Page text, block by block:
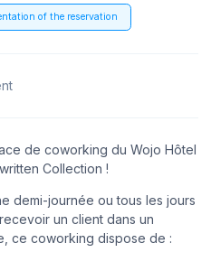
of the reservation
de coworking du Wojo Hôtel
Collection !
demi-journée ou tous les jours
un client dans un
ce coworking dispose de :